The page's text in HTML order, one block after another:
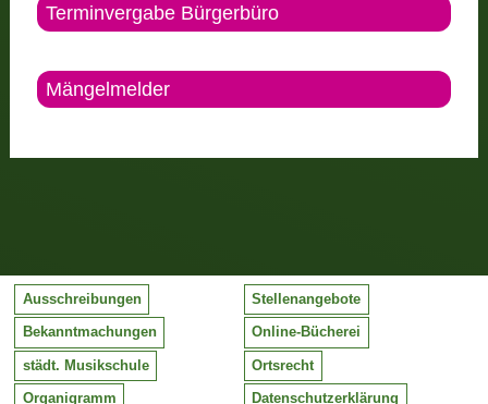
Terminvergabe Bürgerbüro
Mängelmelder
Ausschreibungen Stellenangebote
Bekanntmachungen Online-Bücherei
städt. Musikschule Ortsrecht
Organigramm Datenschutzerklärung